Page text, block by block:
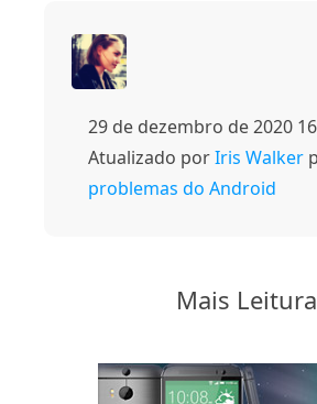
29 de dezembro de 2020
Atualizado porIris Walker
problemas do Android
Mais Leitura